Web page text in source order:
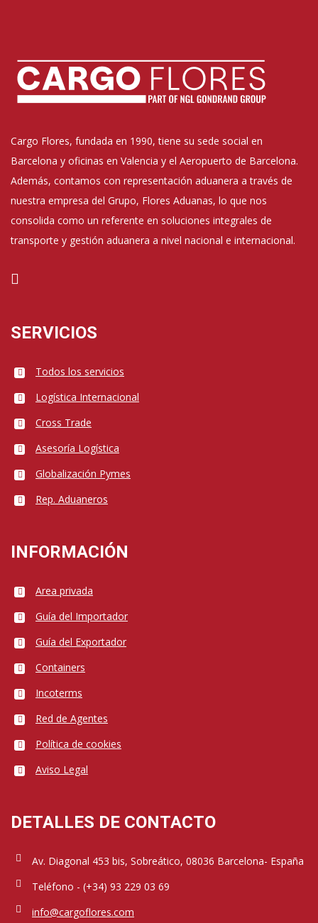
Cargo Flores, fundada en 1990, tiene su sede social en
Barcelona y oficinas en Valencia y el Aeropuerto de Barcelona.
Además, contamos con representación aduanera a través de
nuestra empresa del Grupo, Flores Aduanas, lo que nos
consolida como un referente en soluciones integrales de
transporte y gestión aduanera a nivel nacional e internacional.
SERVICIOS
Todos los servicios
Logística Internacional
Cross Trade
Asesoría Logística
Globalización Pymes
Rep. Aduaneros
INFORMACIÓN
Area privada
Guía del Importador
Guía del Exportador
Containers
Incoterms
Red de Agentes
Política de cookies
Aviso Legal
DETALLES DE CONTACTO
Av. Diagonal 453 bis, Sobreático, 08036 Barcelona- España
Teléfono - (+34) 93 229 03 69
info@cargoflores.com